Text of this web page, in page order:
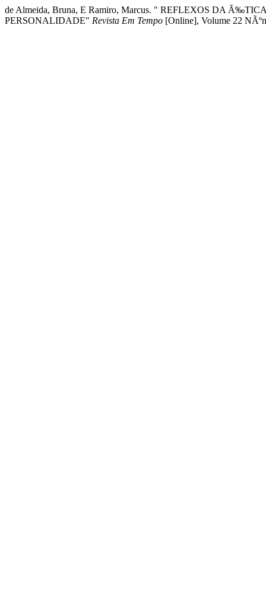
de Almeida, Bruna, E Ramiro, Marcus. " REFLEXOS DA
PERSONALIDADE" Revista Em Tempo [Online], Volume 22